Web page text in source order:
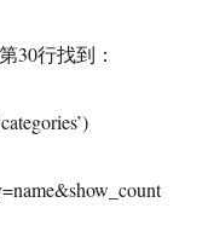
30行找到：